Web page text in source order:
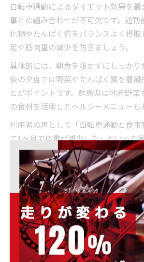
自転車通勤によるダイエット効果を
事との組み合わせが不可欠です。通勤
化物やたんぱく質をバランスよく摂
足や筋肉量の減少を防ぎましょう。
具体的には、朝食を抜かずにしっかり
後の夕食では野菜やたんぱく質を意識
とがポイントです。群馬県は地元野菜
の食材を活用したヘルシーメニューも
利用者の声として「自転車通勤と食事
て1ヶ月で体重が減少した」といった
理な食事制限はリバウンドや体調不
め、バランスよく継続することが成
ママチャリ通勤10km
けるコツ